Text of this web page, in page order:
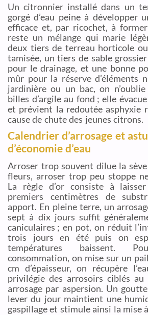
Un citronnier installé dans un
gorgé d’eau peine à développer
efficace et, par ricochet, à former
reste un mélange qui marie
deux tiers de terreau horticole
tamisée, un tiers de sable
pour le drainage, et une bonne
mûr pour la réserve d’éléments
jardinière ou un bac, on
billes d’argile au fond ; elle évacue
et prévient la redoutée asphyxie
cause de chute des jeunes citrons.
Calendrier d’arrosage et
d’économie d’eau
Arroser trop souvent dilue la
fleurs, arroser trop peu stoppe
La règle d’or consiste à
premiers centimètres de
apport. En pleine terre, un
sept à dix jours suffit
caniculaires ; en pot, on réduit
trois jours en été puis on
températures baissent.
consommation, on mise sur un
cm d’épaisseur, on récupère
privilégie des arrosoirs ciblés au
arrosage par aspersion. Un
lever du jour maintient une
gaspillage et stimule ainsi la mise